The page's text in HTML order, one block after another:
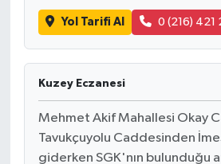
Yol Tarifi Al 0 (216) 421
Kuzey Eczanesi
Mehmet Akif Mahallesi Okay
Tavukçuyolu Caddesinden
giderken SGK'nın bulunduğu